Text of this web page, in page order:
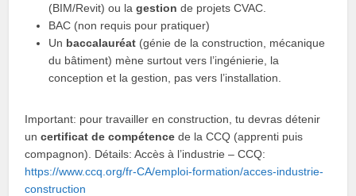
(BIM/Revit) ou lagestion de projets CVAC.
BAC (non requis pour pratiquer)
Un baccalauréat (génie de la construction, mécanique
du bâtiment) mène surtout vers l’ingénierie, la
conception et la gestion, pas vers l’installation.
Important: pour travailler en construction, tu devras détenir
uncertificat de compétence de la CCQ (apprenti puis
compagnon). Détails: Accès à l’industrie – CCQ:
https://www.ccq.org/fr-CA/emploi-formation/acces-industrie-
construction